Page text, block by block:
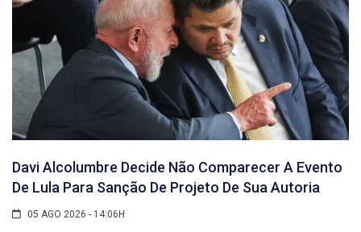
Davi Alcolumbre Decide Não Comparecer A Evento
De Lula Para Sanção De Projeto De Sua Autoria
05 AGO 2026 - 14:06H